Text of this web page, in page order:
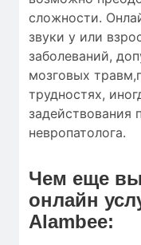
сложности.
звуки у или
заболеваний,
мозговых
трудностях,
задействования
невропатолога.
Чем еще
онлайн
Alambee: